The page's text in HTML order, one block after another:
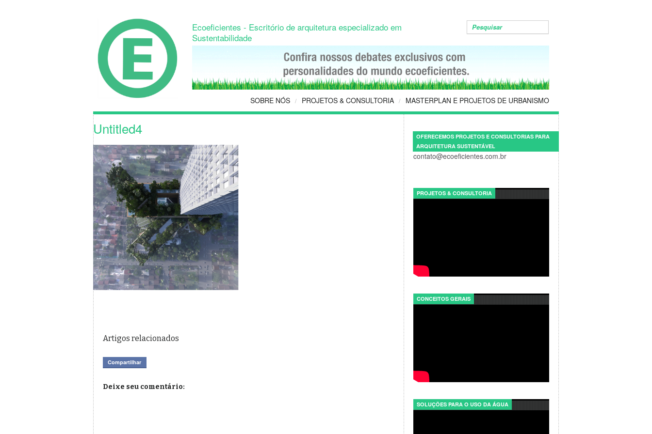
Ecoeficientes - Escritório de arquitetura especializado em
Sustentabilidade
SOBRE NÓS / PROJETOS & CONSULTORIA / MASTERPLAN E PROJETOS DE URBANISMO
Untitled4
Artigos relacionados
Compartilhar
Deixe seu comentário:
OFERECEMOS PROJETOS E CONSULTORIAS PARA
ARQUITETURA SUSTENTÁVEL
contato@ecoeficientes.com.br
PROJETOS & CONSULTORIA
CONCEITOS GERAIS
SOLUÇÕES PARA O USO DA ÁGUA